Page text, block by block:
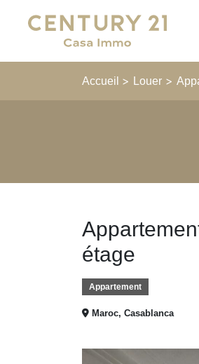
Main Navigation
Accueil > Louer >
étage
Appartement
Maroc, Casablanca